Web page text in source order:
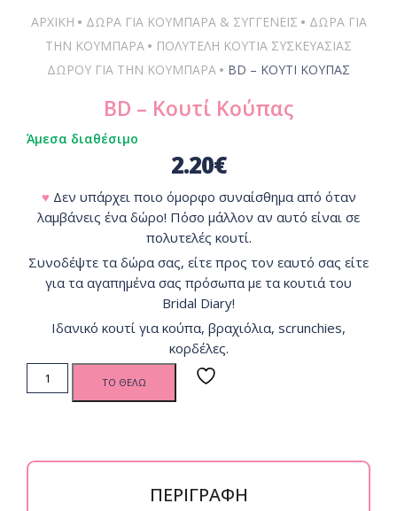
ΑΡΧΙΚΗ • ΔΏΡΑ ΓΙΑ ΚΟΥΜΠΆΡΑ & ΣΥΓΓΕΝΕΊΣ • ΔΏΡΑ ΓΙΑ
ΤΗΝ ΚΟΥΜΠΆΡΑ • ΠΟΛΥΤΕΛΉ ΚΟΥΤΙΆ ΣΥΣΚΕΥΑΣΊΑΣ
ΔΏΡΟΥ ΓΙΑ ΤΗΝ ΚΟΥΜΠΆΡΑ • BD – ΚΟΥΤΊ ΚΟΎΠΑΣ
BD – Κουτί Κούπας
Άμεσα διαθέσιμο
2.20€
♥ Δεν υπάρχει ποιο όμορφο συναίσθημα από όταν
λαμβάνεις ένα δώρο! Πόσο μάλλον αν αυτό είναι σε
πολυτελές κουτί.
Συνοδέψτε τα δώρα σας, είτε προς τον εαυτό σας είτε
για τα αγαπημένα σας πρόσωπα με τα κουτιά του
Bridal Diary!
Ιδανικό κουτί για κούπα, βραχιόλια, scrunchies,
κορδέλες.
Κουτί
ΤΟ ΘΕΛΩ
ΠΕΡΙΓΡΑΦΗ